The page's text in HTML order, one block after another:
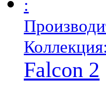
:
Коллекция:
Falcon 2